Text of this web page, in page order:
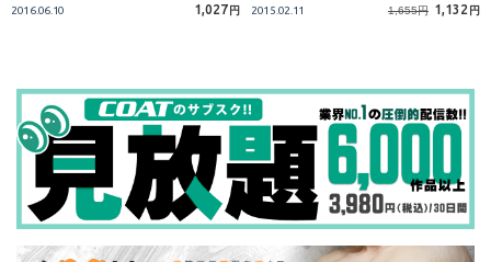
2016.06.10 1,027 円 2015.02.11 1,655円 1,132 円